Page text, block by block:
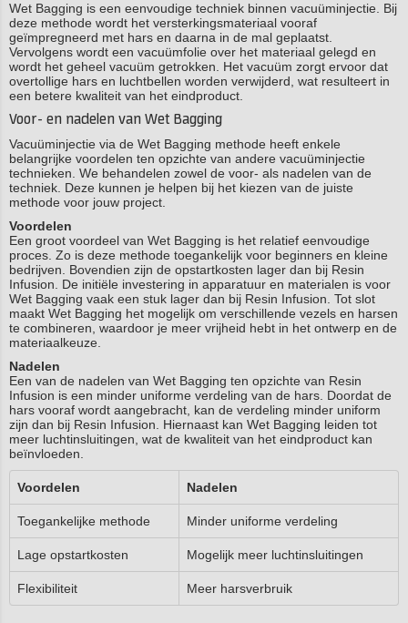
Wet Bagging is een eenvoudige techniek binnen vacuüminjectie. Bij
deze methode wordt het versterkingsmateriaal vooraf
geïmpregneerd met hars en daarna in de mal geplaatst.
Vervolgens wordt een vacuümfolie over het materiaal gelegd en
wordt het geheel vacuüm getrokken. Het vacuüm zorgt ervoor dat
overtollige hars en luchtbellen worden verwijderd, wat resulteert in
een betere kwaliteit van het eindproduct.
Voor- en nadelen van Wet Bagging
Vacuüminjectie via de Wet Bagging methode heeft enkele
belangrijke voordelen ten opzichte van andere vacuüminjectie
technieken. We behandelen zowel de voor- als nadelen van de
techniek. Deze kunnen je helpen bij het kiezen van de juiste
methode voor jouw project.
Voordelen
Een groot voordeel van Wet Bagging is het relatief eenvoudige
proces. Zo is deze methode toegankelijk voor beginners en kleine
bedrijven. Bovendien zijn de opstartkosten lager dan bij Resin
Infusion. De initiële investering in apparatuur en materialen is voor
Wet Bagging vaak een stuk lager dan bij Resin Infusion. Tot slot
maakt Wet Bagging het mogelijk om verschillende vezels en harsen
te combineren, waardoor je meer vrijheid hebt in het ontwerp en de
materiaalkeuze.
Nadelen
Een van de nadelen van Wet Bagging ten opzichte van Resin
Infusion is een minder uniforme verdeling van de hars. Doordat de
hars vooraf wordt aangebracht, kan de verdeling minder uniform
zijn dan bij Resin Infusion. Hiernaast kan Wet Bagging leiden tot
meer luchtinsluitingen, wat de kwaliteit van het eindproduct kan
beïnvloeden.
Voordelen Nadelen
Toegankelijke methode Minder uniforme verdeling
Lage opstartkosten Mogelijk meer luchtinsluitingen
Flexibiliteit Meer harsverbruik